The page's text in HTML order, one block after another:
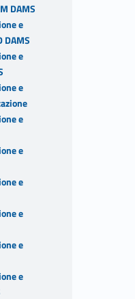
DAMS
e
e
e
e
e
e
e
e
e